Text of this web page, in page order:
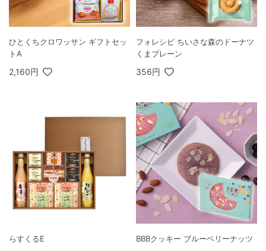
ひとくちクロワッサン ギフトセッ
トA
2,160円
フォレシピ ちいさな森のドーナツ
くまプレーン
356円
らすくるE BBBクッキー ブルーベリーナッツ